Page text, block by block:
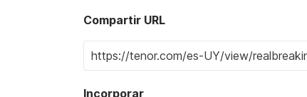
Compartir URL
Incorporar